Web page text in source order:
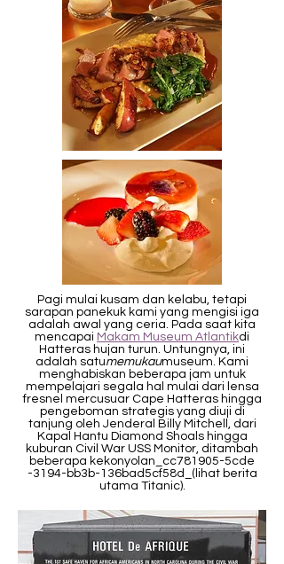
Pagi mulai kusam dan kelabu, tetapi
sarapan panekuk kami yang mengisi iga
adalah awal yang ceria. Pada saat kita
mencapai Makam Museum Atlantikdi
Hatteras hujan turun. Untungnya, ini
adalah satumemukaumuseum. Kami
menghabiskan beberapa jam untuk
mempelajari segala hal mulai dari lensa
fresnel mercusuar Cape Hatteras hingga
pengeboman strategis yang diuji di
tanjung oleh Jenderal Billy Mitchell, dari
Kapal Hantu Diamond Shoals hingga
kuburan Civil War USS Monitor, ditambah
beberapa kekonyolan_cc781905-5cde
-3194-bb3b-136bad5cf58d_
(lihat berita
utama Titanic).